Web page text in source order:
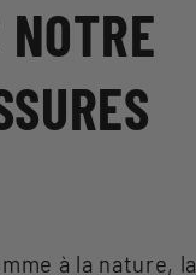
à la nature, la